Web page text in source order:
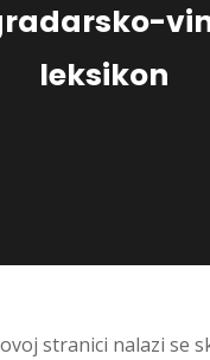
leksikon
stranici nalazi se